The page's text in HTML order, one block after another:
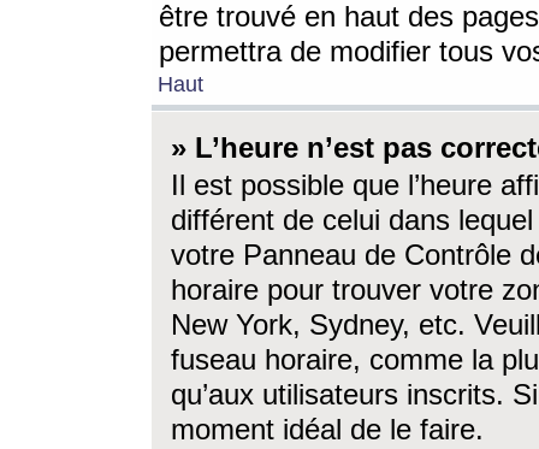
être trouvé en haut des
permettra de modifier tous
Haut
» L’heure n’est pas
Il est possible que l’heure
différent de celui dans
votre Panneau de Contrôle
horaire pour trouver votre
New York, Sydney, etc.
fuseau horaire, comme la
qu’aux utilisateurs inscrits.
moment idéal de le faire.